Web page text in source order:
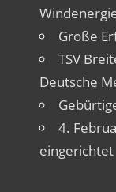
Große
TSV
Deutsche
4.
eingerichtet